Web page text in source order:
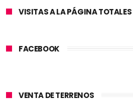
VISITAS A LA PÁGINA TOTALES
FACEBOOK
VENTA DE TERRENOS